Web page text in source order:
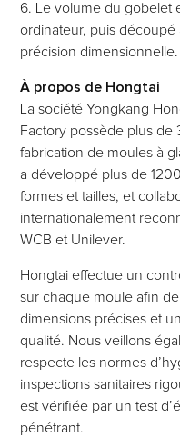
6. Le volume du gobelet
ordinateur, puis découpé
précision dimensionnelle.
À propos de Hongtai
La société Yongkang
Factory possède plus de
fabrication de moules à
a développé plus de
formes et tailles, et
internationalement
WCB et Unilever.
Hongtai effectue un
sur chaque moule afin
dimensions précises et
qualité. Nous veillons
respecte les normes
inspections sanitaires
est vérifiée par un test
pénétrant.